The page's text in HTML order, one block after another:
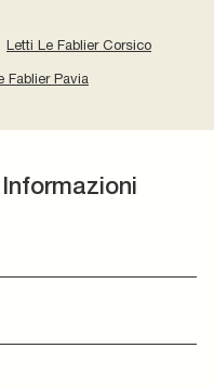
Letti Le Fablier Corsico
Fablier Pavia